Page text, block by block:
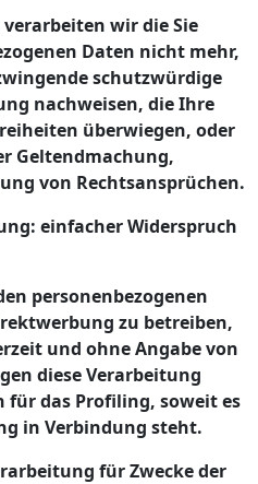
wir die Sie
Daten nicht mehr,
schutzwürdige
nachweisen, die Ihre
überwiegen, oder
Geltendmachung,
von Rechtsansprüchen.
einfacher Widerspruch
personenbezogenen
zu betreiben,
und ohne Angabe von
diese Verarbeitung
für das Profiling, soweit es
in Verbindung steht.
für Zwecke der